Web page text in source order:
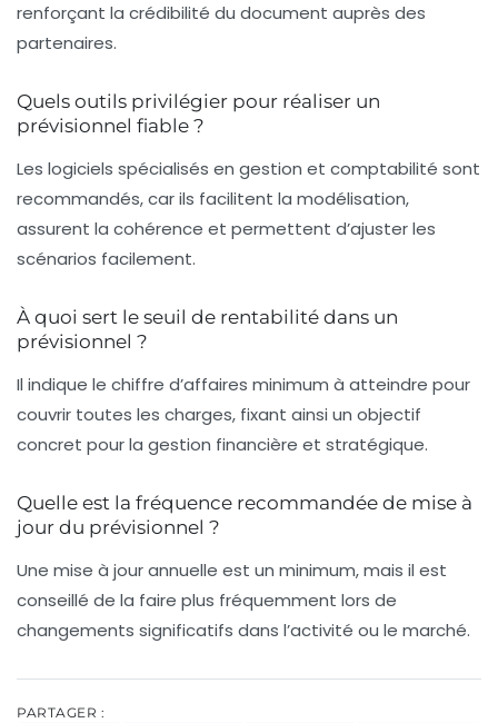
renforçant la crédibilité du document auprès des
partenaires.
Quels outils privilégier pour réaliser un
prévisionnel fiable ?
Les logiciels spécialisés en gestion et comptabilité sont
recommandés, car ils facilitent la modélisation,
assurent la cohérence et permettent d’ajuster les
scénarios facilement.
À quoi sert le seuil de rentabilité dans un
prévisionnel ?
Il indique le chiffre d’affaires minimum à atteindre pour
couvrir toutes les charges, fixant ainsi un objectif
concret pour la gestion financière et stratégique.
Quelle est la fréquence recommandée de mise à
jour du prévisionnel ?
Une mise à jour annuelle est un minimum, mais il est
conseillé de la faire plus fréquemment lors de
changements significatifs dans l’activité ou le marché.
PARTAGER :